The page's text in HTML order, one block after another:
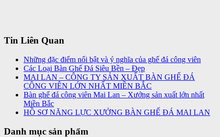
Tin Liên Quan
Những đặc điểm nổi bật và ý nghĩa của ghế đá công viên
Các Loại Bàn Ghế Đá Siêu Bền – Đẹp
MAI LAN – CÔNG TY SẢN XUẤT BÀN GHẾ ĐÁ
CÔNG VIÊN LỚN NHẤT MIỀN BẮC
Bàn ghế đá công viên Mai Lan – Xưởng sản xuất lớn nhất
Miền Bắc
HỒ SƠ NĂNG LỰC XƯỞNG BÀN GHẾ ĐÁ MAI LAN
Danh mục sản phẩm